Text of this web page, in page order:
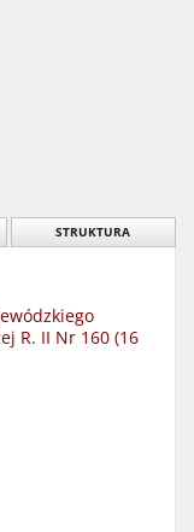
STRUKTURA
R. II Nr 160 (16